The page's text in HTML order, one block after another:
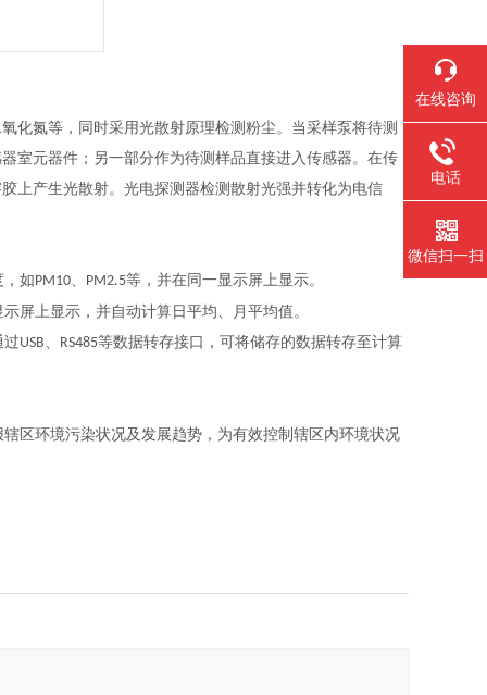
化氮等，同时采用光散射原理检测粉尘。当采样泵将待测
室元器件；另一部分作为待测样品直接进入传感器。在传
上产生光散射。光电探测器检测散射光强并转化为电信
，如PM10、 PM2.5等，并在同一显示屏上显示。
屏上显示，并自动计算日平均、月平均值。
过USB、 RS485等数据转存接口，可将储存的数据转存至计算
区环境污染状况及发展趋势，为有效控制辖区内环境状况
在线咨询
电话
微信扫一扫